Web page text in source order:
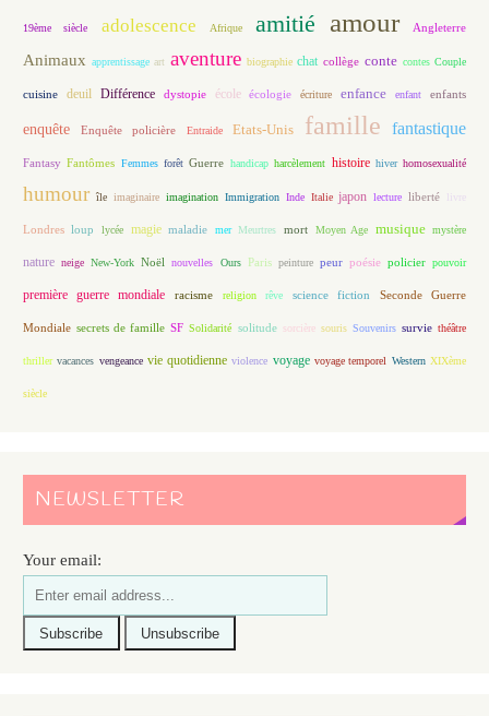
19ème siècle adolescence Afrique amitié amour Angleterre
Animaux apprentissage art aventure biographie chat collège conte contes Couple
cuisine deuil Différence dystopie école écologie écriture enfance enfant enfants
enquête Enquête policière Entraide Etats-Unis famille fantastique
Fantasy Fantômes Femmes forêt Guerre handicap harcèlement histoire hiver homosexualité
humour île imaginaire imagination Immigration Inde Italie japon lecture liberté livre
Londres loup lycée magie maladie mer Meurtres mort Moyen Age musique mystère
nature neige New-York Noël nouvelles Ours Paris peinture peur poésie policier pouvoir
première guerre mondiale racisme religion rêve science fiction Seconde Guerre
Mondiale secrets de famille SF Solidarité solitude sorcière souris Souvenirs survie théâtre
thriller vacances vengeance vie quotidienne violence voyage voyage temporel Western XIXème
siècle
NEWSLETTER
Your email: